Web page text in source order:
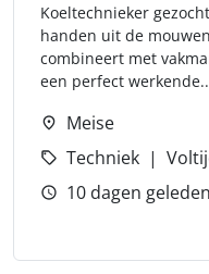
Koeltechnieker
handen uit de
combineert met
een perfect
Meise
Techniek
10 dagen geleden